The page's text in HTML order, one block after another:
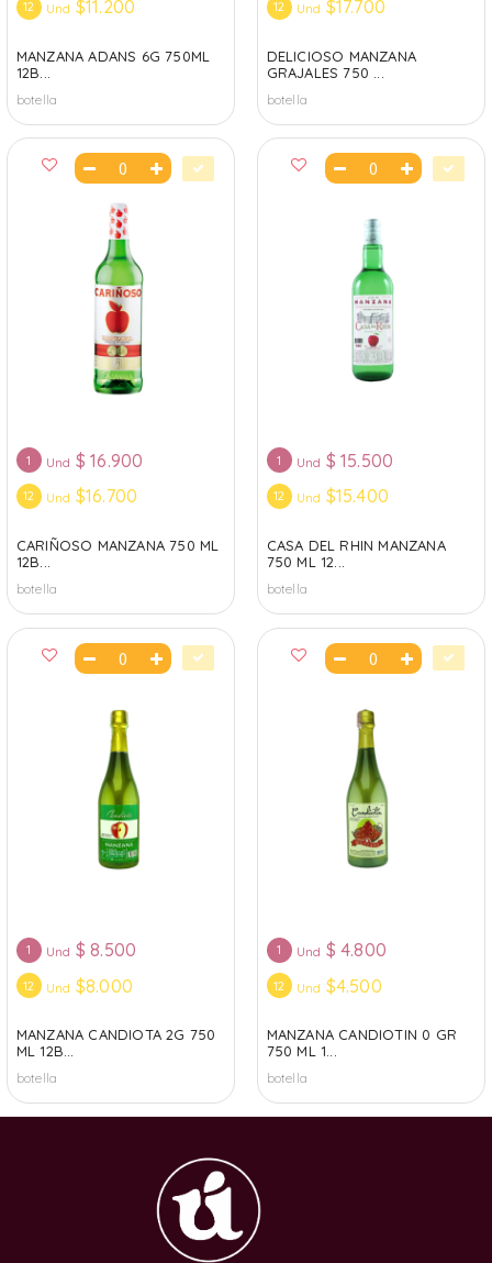
12 Und $11.200
MANZANA ADANS 6G 750ML
12B...
botella
12 Und $17.700
DELICIOSO MANZANA
GRAJALES 750 ...
botella
1 Und $ 16.900
12 Und $16.700
CARIÑOSO MANZANA 750 ML
12B...
botella
1 Und $ 15.500
12 Und $15.400
CASA DEL RHIN MANZANA
750 ML 12...
botella
1 Und $ 8.500
12 Und $8.000
MANZANA CANDIOTA 2G 750
ML 12B...
botella
1 Und $ 4.800
12 Und $4.500
MANZANA CANDIOTIN 0 GR
750 ML 1...
botella